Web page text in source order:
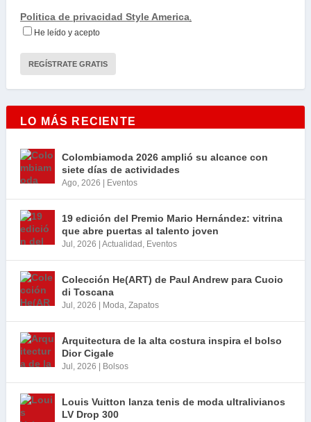
Politica de privacidad Style America.
He leído y acepto
LO MÁS RECIENTE
Colombiamoda 2026 amplió su alcance con
siete días de actividades
Ago, 2026 Eventos
19 edición del Premio Mario Hernández: vitrina
que abre puertas al talento joven
Jul, 2026 Actualidad , Eventos
Colección He(ART) de Paul Andrew para Cuoio
di Toscana
Jul, 2026 Moda, Zapatos
Arquitectura de la alta costura inspira el bolso
Dior Cigale
Jul, 2026 Bolsos
Louis Vuitton lanza tenis de moda ultralivianos
LV Drop 300